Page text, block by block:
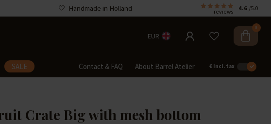
Handmade in Holland reviews 4.6 /5.0
EUR
0
SALE Contact & FAQ About Barrel Atelier € Incl. tax
Crate Big with mesh bottom